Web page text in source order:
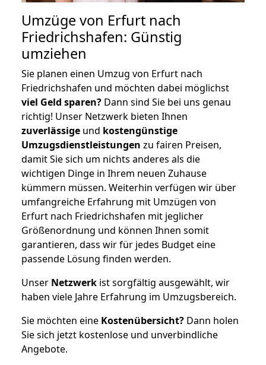
Umzüge von Erfurt nach
Friedrichshafen: Günstig
umziehen
Sie planen einen Umzug von Erfurt nach
Friedrichshafen und möchten dabei möglichst
viel Geld sparen? Dann sind Sie bei uns genau
richtig! Unser Netzwerk bieten Ihnen
zuverlässige und kostengünstige
Umzugsdienstleistungen zu fairen Preisen,
damit Sie sich um nichts anderes als die
wichtigen Dinge in Ihrem neuen Zuhause
kümmern müssen. Weiterhin verfügen wir über
umfangreiche Erfahrung mit Umzügen von
Erfurt nach Friedrichshafen mit jeglicher
Größenordnung und können Ihnen somit
garantieren, dass wir für jedes Budget eine
passende Lösung finden werden.
Unser Netzwerk ist sorgfältig ausgewählt, wir
haben viele Jahre Erfahrung im Umzugsbereich.
Sie möchten eine Kostenübersicht? Dann holen
Sie sich jetzt kostenlose und unverbindliche
Angebote.